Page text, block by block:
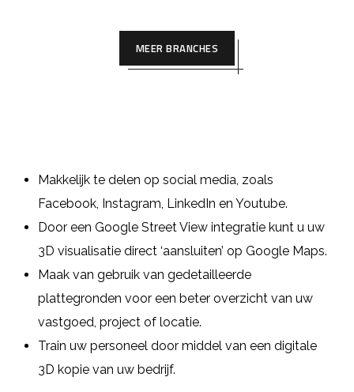
MEER BRANCHES
Makkelijk te delen op social media, zoals
Facebook, Instagram, LinkedIn en Youtube.
Door een Google Street View integratie kunt u uw
3D visualisatie direct ‘aansluiten’ op Google Maps.
Maak van gebruik van gedetailleerde
plattegronden voor een beter overzicht van uw
vastgoed, project of locatie.
Train uw personeel door middel van een digitale
3D kopie van uw bedrijf.